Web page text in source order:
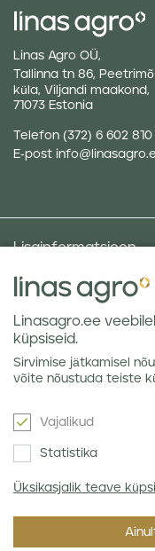
Linas Agro OÜ,
Tallinna tn 86,
küla, Viljandi maakond,
71073 Estonia
Telefon (372) 6 602 810
E-post
Lisainformatsioon
Taluniku põllugalerii
Sotsiaalne vastutus
Kauba hoiustamine
Teraviljaturu
Uudiskiri
Linasagro.ee
küpsiseid.
Sirvimise jätkamisel
võite nõustuda teiste
Vajalikud
Statistika
Üksikasjalik teave